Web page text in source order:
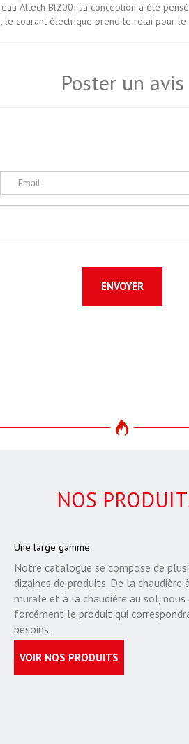
Altech Bt200I sa conception a été
courant électrique prend le relai pour
Poster un avis
ENVOYER
NOS
Une large gamme
Notre catalogue se compose de
dizaines de produits. De la chaudière
murale et à la chaudière au sol, nous
forcément le produit qui
besoins.
VOIR NOS PRODUITS